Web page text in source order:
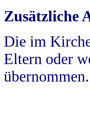
Zusätzliche
Die im
Eltern oder
übernommen.